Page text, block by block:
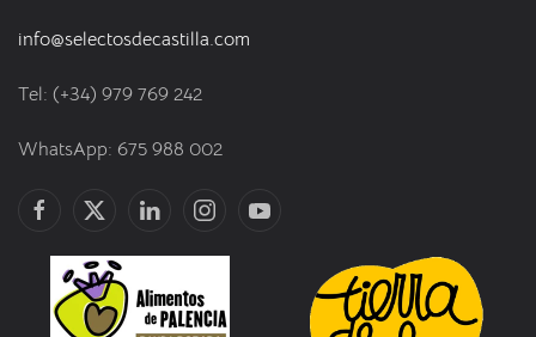
info@selectosdecastilla.com
Tel: (+34) 979 769 242
WhatsApp: 675 988 002